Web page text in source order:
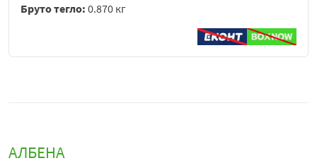
Бруто тегло: 0.870 кг
АЛБЕНА